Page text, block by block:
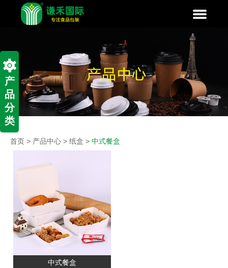
产
品
分
类
首页 > 产品中心 >纸盒 >中式餐盒
中式餐盒